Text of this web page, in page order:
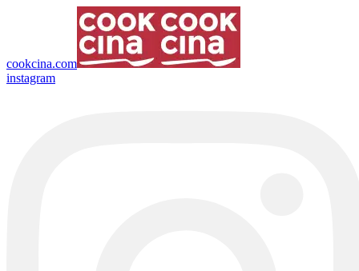
cookcina.com
instagram